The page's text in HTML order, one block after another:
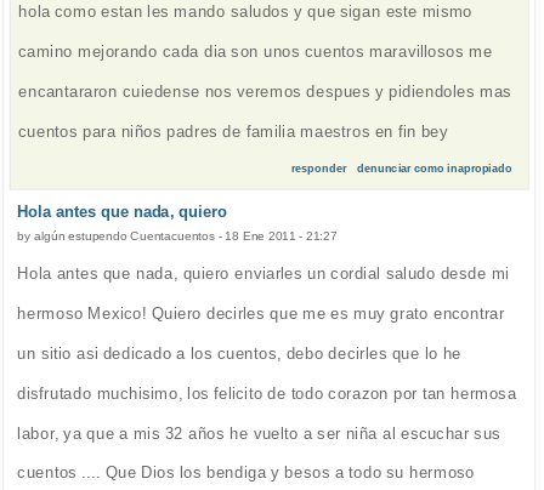
hola como estan les mando saludos y que sigan este mismo
camino mejorando cada dia son unos cuentos maravillosos me
encantararon cuiedense nos veremos despues y pidiendoles mas
cuentos para niños padres de familia maestros en fin bey
responder denunciar como inapropiado
Hola antes que nada, quiero
by algún estupendo Cuentacuentos- 18 Ene 2011 - 21:27
Hola antes que nada, quiero enviarles un cordial saludo desde mi
hermoso Mexico! Quiero decirles que me es muy grato encontrar
un sitio asi dedicado a los cuentos, debo decirles que lo he
disfrutado muchisimo, los felicito de todo corazon por tan hermosa
labor, ya que a mis 32 años he vuelto a ser niña al escuchar sus
cuentos .... Que Dios los bendiga y besos a todo su hermoso